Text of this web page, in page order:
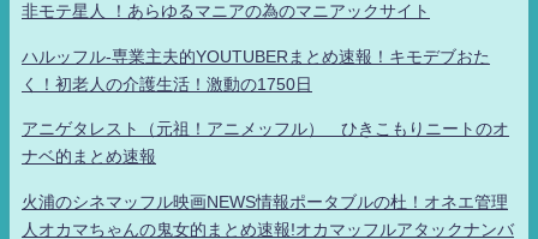
非モテ星人 ！あらゆるマニアの為のマニアックサイト
ハルッフル-専業主夫的YOUTUBERまとめ速報！キモデブおた
く！初老人の介護生活！激動の1750日
アニゲタレスト（元祖！アニメッフル） ひきこもりニートのオ
ナベ的まとめ速報
火浦のシネマッフル映画NEWS情報ポータブルの杜！オネエ管理
人オカマちゃんの鬼女的まとめ速報!オカマッフルアタックナンバ